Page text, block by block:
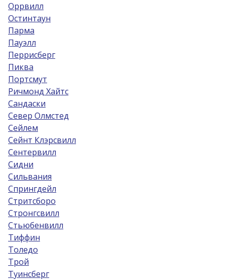
Оррвилл
Остинтаун
Парма
Пауэлл
Перрисберг
Пиква
Портсмут
Ричмонд Хайтс
Сандаски
Север Олмстед
Сейлем
Сейнт Клэрсвилл
Сентервилл
Сидни
Сильвания
Спрингдейл
Стритсборо
Стронгсвилл
Стьюбенвилл
Тиффин
Толедо
Трой
Туинсберг